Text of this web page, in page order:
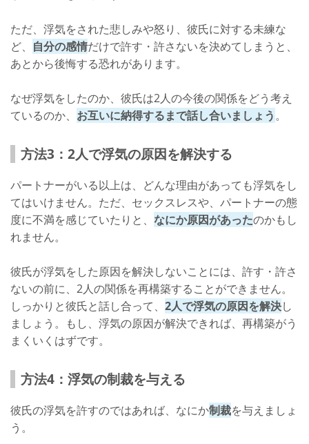
ただ、浮気をされた悲しみや怒り、彼氏に対する未練な
ど、 自分の感情だけで許す・許さないを決めてしまうと、
あとから後悔する恐れがあります。
なぜ浮気をしたのか、彼氏は2人の今後の関係をどう考え
ているのか、 お互いに納得するまで話し合いましょう。
方法3：2人で浮気の原因を解決する
パートナーがいる以上は、どんな理由があっても浮気をし
てはいけません。ただ、セックスレスや、パートナーの態
度に不満を感じていたりと、 なにか原因があったのかもし
れません。
彼氏が浮気をした原因を解決しないことには、許す・許さ
ないの前に、2人の関係を再構築することができません。
しっかりと彼氏と話し合って、 2人で浮気の原因を解決し
ましょう。もし、浮気の原因が解決できれば、再構築がう
まくいくはずです。
方法4：浮気の制裁を与える
彼氏の浮気を許すのではあれば、なにか制裁を与えましょ
う。